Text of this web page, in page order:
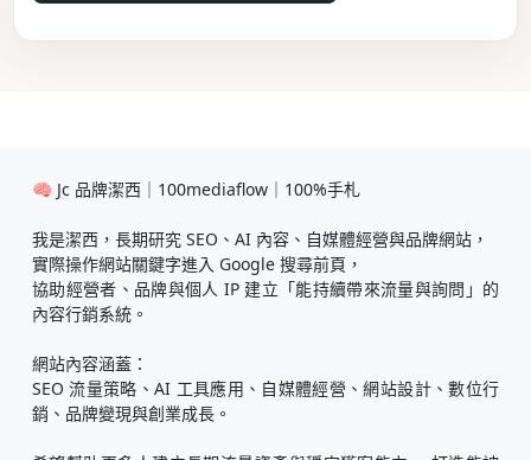
🧠 Jc 品牌潔西｜100mediaflow｜100%手札
我是潔西，長期研究 SEO、AI 內容、自媒體經營與品牌網站，
實際操作網站關鍵字進入 Google 搜尋前頁，
協助經營者、品牌與個人 IP 建立「能持續帶來流量與詢問」的
內容行銷系統。
網站內容涵蓋：
SEO 流量策略、AI 工具應用、自媒體經營、網站設計、數位行
銷、品牌變現與創業成長。